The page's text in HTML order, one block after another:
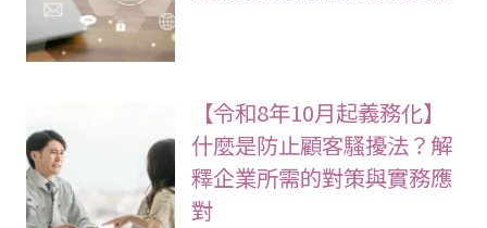
【令和8年10月起義務化】
什麼是防止顧客騷擾法？解
釋企業所需的對策與實務應
對